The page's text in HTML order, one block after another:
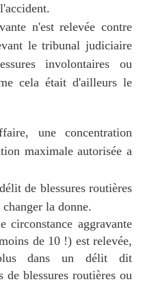
n'est relevée contre
le tribunal judiciaire
involontaires ou
cela était d'ailleurs le
une concentration
maximale autorisée a
de blessures routières
la donne.
circonstance aggravante
de 10 !) est relevée,
dans un délit dit
blessures routières ou